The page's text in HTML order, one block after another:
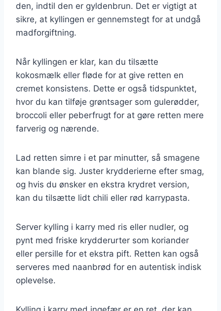
den, indtil den er gyldenbrun. Det er vigtigt at
sikre, at kyllingen er gennemstegt for at undgå
madforgiftning.
Når kyllingen er klar, kan du tilsætte
kokosmælk eller fløde for at give retten en
cremet konsistens. Dette er også tidspunktet,
hvor du kan tilføje grøntsager som gulerødder,
broccoli eller peberfrugt for at gøre retten mere
farverig og nærende.
Lad retten simre i et par minutter, så smagene
kan blande sig. Juster krydderierne efter smag,
og hvis du ønsker en ekstra krydret version,
kan du tilsætte lidt chili eller rød karrypasta.
Server kylling i karry med ris eller nudler, og
pynt med friske krydderurter som koriander
eller persille for et ekstra pift. Retten kan også
serveres med naanbrød for en autentisk indisk
oplevelse.